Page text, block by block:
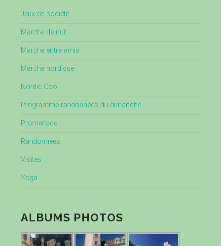
Jeux de société
Marche de nuit
Marche entre amis
Marche nordique
Nordic Cool
Programme randonnées du dimanche
Promenade
Randonnées
Visites
Yoga
ALBUMS PHOTOS